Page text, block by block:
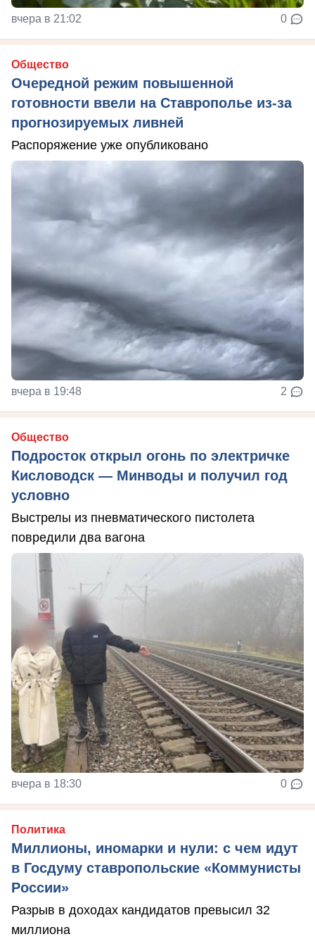
вчера в 21:02 0
Общество
Очередной режим повышенной
готовности ввели на Ставрополье из-за
прогнозируемых ливней
Распоряжение уже опубликовано
вчера в 19:48 2
Общество
Подросток открыл огонь по электричке
Кисловодск — Минводы и получил год
условно
Выстрелы из пневматического пистолета
повредили два вагона
вчера в 18:30 0
Политика
Миллионы, иномарки и нули: с чем идут
в Госдуму ставропольские «Коммунисты
России»
Разрыв в доходах кандидатов превысил 32
миллиона